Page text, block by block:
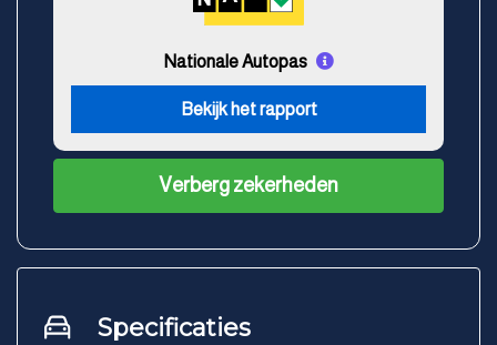
Nationale Autopas
Bekijk het rapport
Verberg zekerheden
Specificaties